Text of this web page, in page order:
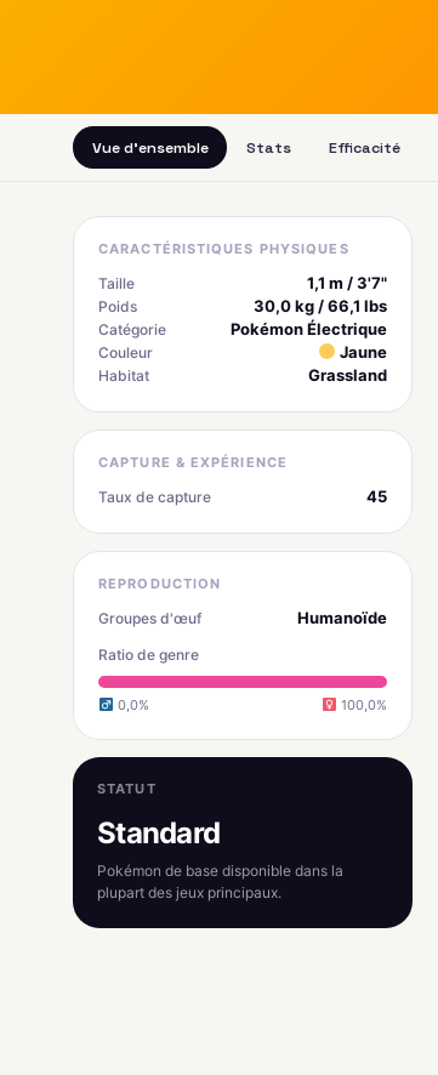
Vue d'ensemble Stats Efficacité
CARACTÉRISTIQUES PHYSIQUES
Taille 1,1 m / 3'7"
Poids 30,0 kg / 66,1 lbs
Catégorie Pokémon Électrique
Couleur Jaune
Habitat Grassland
CAPTURE & EXPÉRIENCE
Taux de capture 45
REPRODUCTION
Groupes d'œuf Humanoïde
Ratio de genre
0,0% 100,0%
STATUT
Standard
Pokémon de base disponible dans la
plupart des jeux principaux.